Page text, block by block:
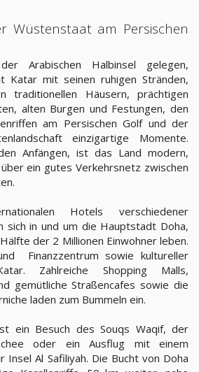
Wüstenstaat am Persischen
Arabischen Halbinsel gelegen,
Katar mit seinen ruhigen Stränden,
traditionellen Häusern, prächtigen
alten Burgen und Festungen, den
am Persischen Golf und der
einzigartige Momente.
Anfängen, ist das Land modern,
ein gutes Verkehrsnetz zwischen
Hotels verschiedener
sich in und um die Hauptstadt Doha,
der 2 Millionen Einwohner leben.
Finanzzentrum sowie kultureller
Zahlreiche Shopping Malls,
gemütliche Straßencafes sowie die
laden zum Bummeln ein.
ein Besuch des Souqs Waqif, der
oder ein Ausflug mit einem
Al Safiliyah. Die Bucht von Doha